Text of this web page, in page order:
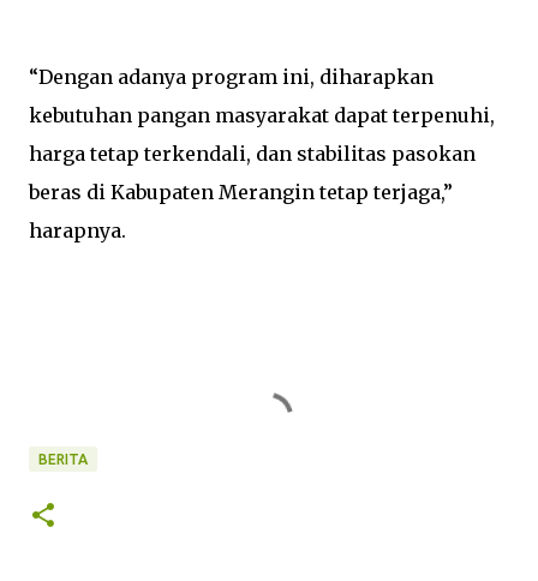
“Dengan adanya program ini, diharapkan
kebutuhan pangan masyarakat dapat terpenuhi,
harga tetap terkendali, dan stabilitas pasokan
beras di Kabupaten Merangin tetap terjaga,”
harapnya.
BERITA